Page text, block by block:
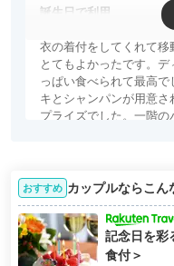
誕生日で利用
着付込みのプランで誕
衣の着付をしてくれて
とてもよかったです。
っぱい食べられて最高
キとシャンパンが用意
プライズでした。一階
新しいホテルで施設全
浅草の日本情緒を感じ
おすすめ カップルならこん
記念日を彩
食付＞